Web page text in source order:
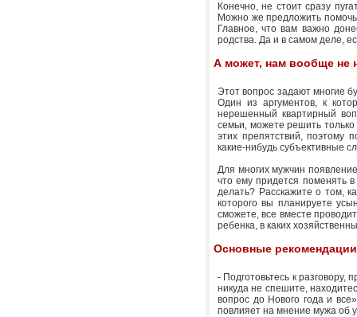
Конечно, не стоит сразу
Можно же предложить
Главное, что вам важно
родства. Да и в самом деле,
А может, нам
Этот вопрос задают многие
Один из аргументов, к
нерешенный квартирный
семьи, можете решить
этих препятствий, поэтому
какие-нибудь субъективные
Для многих мужчин
что ему придется поменять
делать? Расскажите о том,
которого вы планируете
сможете, все вместе
ребенка, в каких
Основные
- Подготовьтесь к разговору,
никуда не спешите,
вопрос до Нового года и
повлияет на мнение мужа об